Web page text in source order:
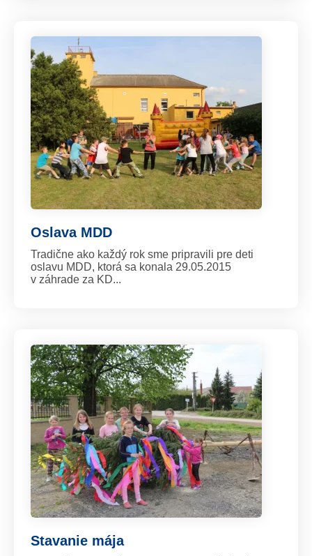
Oslava MDD
Tradične ako každý rok sme pripravili pre deti
oslavu MDD, ktorá sa konala 29.05.2015
v záhrade za KD...
Stavanie mája